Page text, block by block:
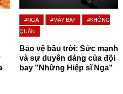
#NGA #MÁY BAY
#KHÔNG
QUÂN
Bảo vệ bầu trời: Sức mạnh
và sự duyên dáng của đội
bay "Những Hiệp sĩ Nga"